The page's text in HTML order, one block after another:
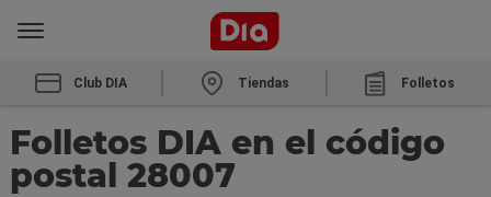
Club DIA Tiendas Folletos
Folletos DIA en el código
postal 28007